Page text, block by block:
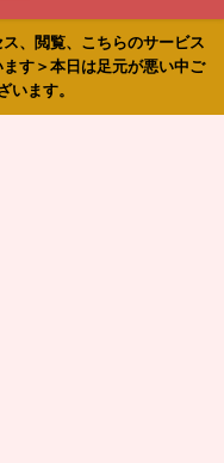
、閲覧、こちらのサービス
す＞本日は足元が悪い中ご
います。